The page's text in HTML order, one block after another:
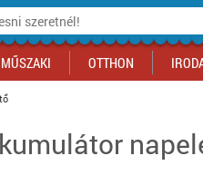
Sport akciók
Szolgáltatás
MŰSZAKI OTTHON
Építkezés
Szerszám,
Fitneszközpont
Kocsmasport